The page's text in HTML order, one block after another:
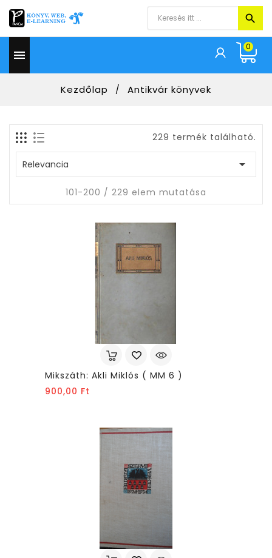

0
Kezdőlap Antikvár könyvek
229 termék található.
Relevancia 
101-200 / 229 elem mutatása
Mikszáth: Akli Miklós ( MM 6 )
900,00 Ft